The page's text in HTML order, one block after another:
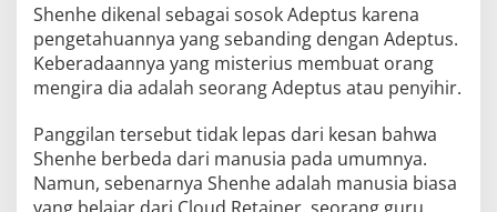
Shenhe dikenal sebagai sosok Adeptus karena
pengetahuannya yang sebanding dengan Adeptus.
Keberadaannya yang misterius membuat orang
mengira dia adalah seorang Adeptus atau penyihir.
Panggilan tersebut tidak lepas dari kesan bahwa
Shenhe berbeda dari manusia pada umumnya.
Namun, sebenarnya Shenhe adalah manusia biasa
yang belajar dari Cloud Retainer, seorang guru